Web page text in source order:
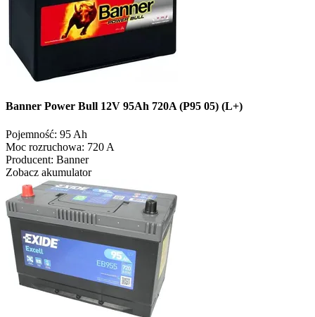
Banner Power Bull 12V 95Ah 720A (P95 05) (L+)
Pojemność: 95 Ah
Moc rozruchowa: 720 A
Producent: Banner
Zobacz akumulator